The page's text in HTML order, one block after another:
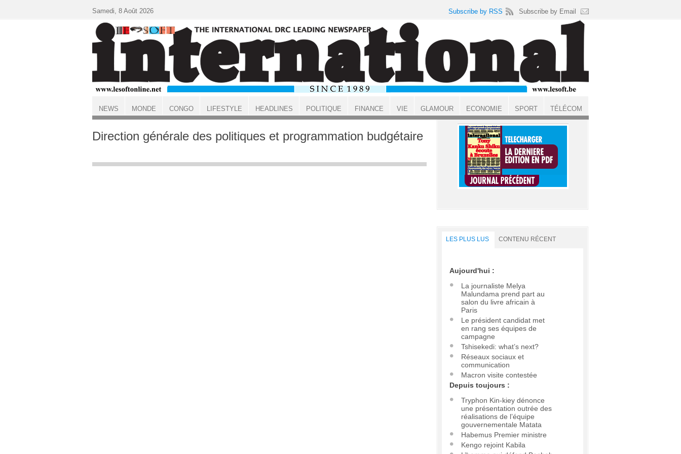
ACCUEIL
Direction générale des politiques et programmation budgétaire
LES PLUS LUS CONTENU RÉCENT
Aujourd'hui :
La journaliste Melya
Malundama prend part au
salon du livre africain à
Paris
Le président candidat met
en rang ses équipes de
campagne
Tshisekedi: what’s next?
Réseaux sociaux et
communication
Macron visite contestée
Depuis toujours :
Tryphon Kin-kiey dénonce
une présentation outrée des
réalisations de l’équipe
gouvernementale Matata
Habemus Premier ministre
Kengo rejoint Kabila
Samedi, 8 Août 2026 Subscribe by RSS Subscribe by Email
NEWS MONDE CONGO LIFESTYLE HEADLINES POLITIQUE FINANCE VIE GLAMOUR ECONOMIE SPORT TÉLÉCOM